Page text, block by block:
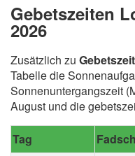
Gebetszeiten
2026
Zusätzlich zu
Tabelle die
Sonnenuntergangszeit
August und die
Tag